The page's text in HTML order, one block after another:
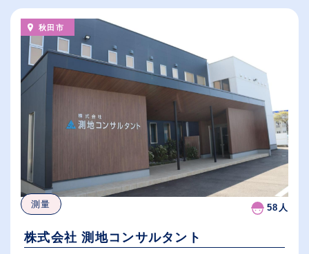
秋田市
測量 58人
株式会社 測地コンサルタント